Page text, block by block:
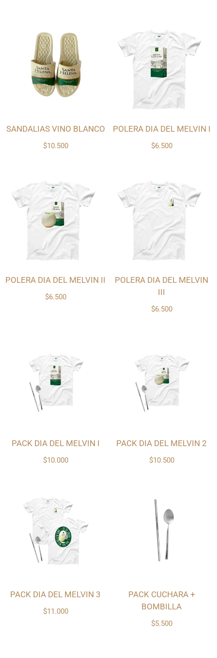
$10.500
SANDALIAS VINO BLANCO
$6.500
POLERA DIA DEL MELVIN I
$6.500
POLERA DIA DEL MELVIN II
$6.500
POLERA DIA DEL MELVIN
III
$10.000
PACK DIA DEL MELVIN I
$10.500
PACK DIA DEL MELVIN 2
$11.000
PACK DIA DEL MELVIN 3
$5.500
PACK CUCHARA +
BOMBILLA